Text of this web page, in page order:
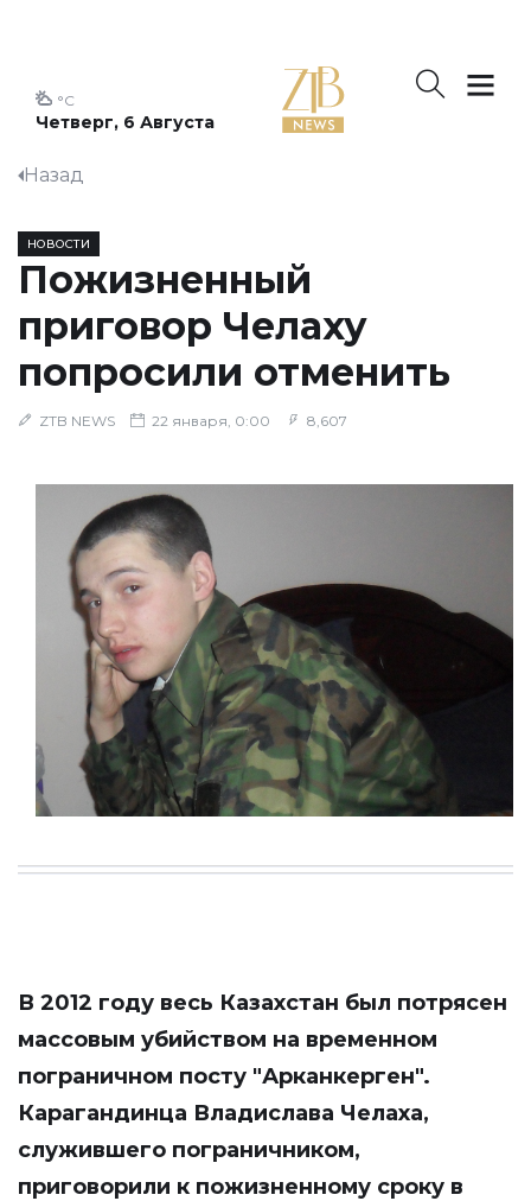
Четверг, 6 Августа
°C
Назад
НОВОСТИ
Пожизненный
приговор Челаху
попросили отменить
ZTB NEWS 22 января, 0:00 8,607
В 2012 году весь Казахстан был потрясен
массовым убийством на временном
пограничном посту "Арканкерген".
Карагандинца Владислава Челаха,
служившего пограничником,
приговорили к пожизненному сроку в